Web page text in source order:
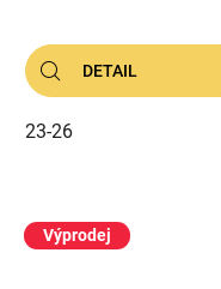
DETAIL
23-26
Výprodej